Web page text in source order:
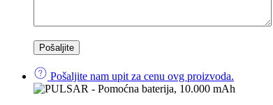
Pošaljite nam upit za cenu ovg proizvoda.